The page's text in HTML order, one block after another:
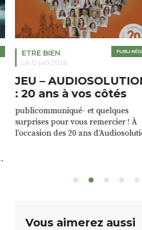
PUBLI-
ETRE BIEN
Le 12 juin 2026
JEU –
: 20 ans à vos côtés
publicommuniqué- et quelques
surprises pour vous remercier ! À
l’occasion des 20 ans
sont à gagner, sélectionnés auprès
12h à […]
Vous aimerez aussi